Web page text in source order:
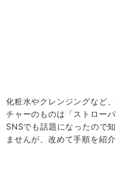
化粧水やクレンジングなど
チャーのものは「ストロー
SNSでも話題になったので
ませんが、改めて手順を紹